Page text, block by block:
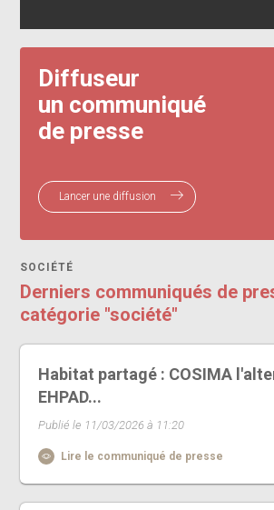
Diffuseur
un communiqué
de presse
Lancer une diffusion
SOCIÉTÉ
Derniers communiqués de
catégorie "société"
Habitat partagé : COSIMA
EHPAD...
Publié le 11/03/2026 à 11:20
Lire le communiqué de presse